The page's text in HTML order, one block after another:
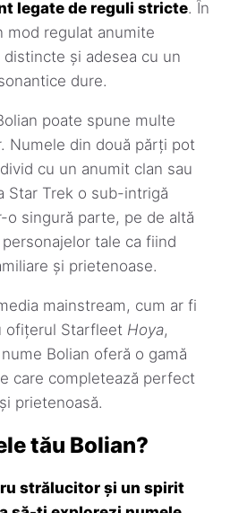
legate de reguli stricte. În
mod regulat anumite
și adesea cu un
dure.
poate spune multe
Numele din două părți pot
cu un anumit clan sau
Star Trek o sub-intrigă
o singură parte, pe de altă
tale ca fiind
și prietenoase.
mainstream, cum ar fi
ofițerul Starfleet Hoya,
Bolian oferă o gamă
care completează perfect
prietenoasă.
tău Bolian?
strălucitor și un spirit